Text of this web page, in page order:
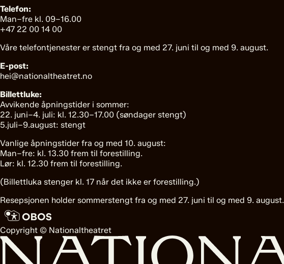
Telefon:
Man–fre kl. 09–16.00
+47 22 00 14 00
Våre telefontjenester er stengt fra og med 27. juni til og med 9. august.
E-post:
hei@nationaltheatret.no
Billettluke:
Avvikende åpningstider i sommer:
22. juni–4. juli: kl. 12.30–17.00 (søndager stengt)
5.juli–9.august: stengt
Vanlige åpningstider fra og med 10. august:
Man–fre: kl. 13.30 frem til forestilling.
Lør: kl. 12.30 frem til forestilling.
(Billettluka stenger kl. 17 når det ikke er forestilling.)
Resepsjonen holder sommerstengt fra og med 27. juni til og med 9. august.
Copyright © Nationaltheatret